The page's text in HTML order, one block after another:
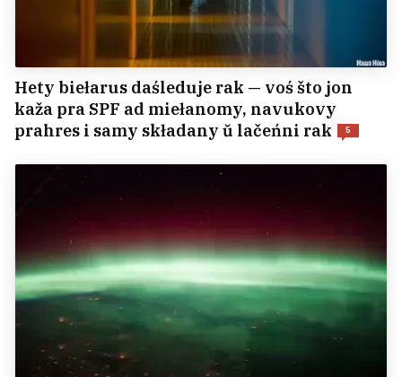
Hety biełarus daśleduje rak — voś što jon
kaža pra SPF ad miełanomy, navukovy
prahres i samy składany ŭ lačeńni rak
5